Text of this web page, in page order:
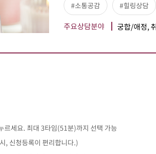
#소통공감 #힐링상담
주요상담분야 궁합/애정,
르세요. 최대 3타임(51분)까지 선택 가능
, 신청등록이 편리합니다.)